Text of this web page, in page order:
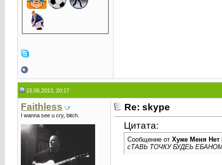
15.06.2013, 20:17
Faithless
I wanna see u cry, bitch.
Re: skype
Цитата:
Сообщение от Хуже Меня Нет
сТАВЬ ТОЧКУ БУДЕЬ